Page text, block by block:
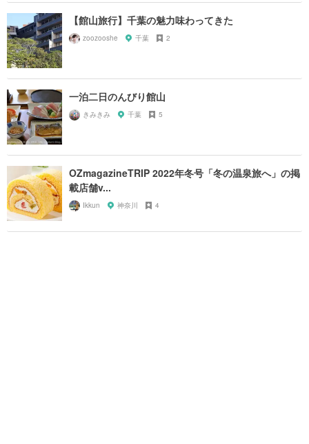
【館山旅行】千葉の魅力味わってきた
zoozooshe 千葉 2
一泊二日のんびり館山
きみきみ 千葉 5
OZmagazineTRIP 2022年冬号「冬の温泉旅へ」の掲
載店舗v...
Ikkun 神奈川 4